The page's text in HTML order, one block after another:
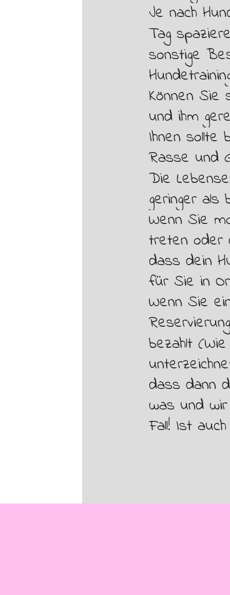
Je nach
Tag
sonstige
Können Sie
und ihm
Ihnen sollte
Rasse und
Die
geringer als
Wenn Sie
treten oder
dass dein
für Sie in
Wenn Sie
bezahlt
dass dann
was und
Fall! Ist